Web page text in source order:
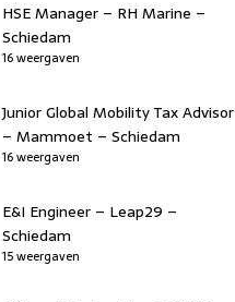
HSE Manager – RH Marine –
Schiedam
16 weergaven
Junior Global Mobility Tax Advisor
– Mammoet – Schiedam
16 weergaven
E&I Engineer – Leap29 –
Schiedam
15 weergaven